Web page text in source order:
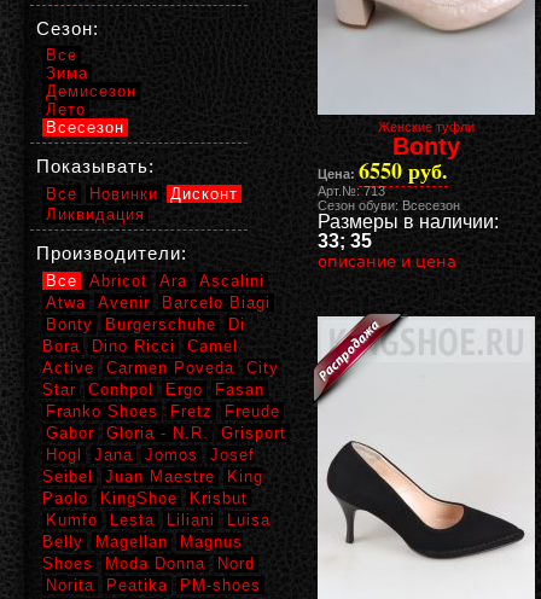
Женские туфли
Bonty
Цена: 6550 руб.
Арт.№: 713
Сезон обуви: Всесезон
Размеры в наличии:
33; 35
описание и цена
Сезон:
Все
Зима
Демисезон
Лето
Всесезон
Показывать:
Все Новинки
Дисконт
Ликвидация
Производители:
Все Abricot Ara
Ascalini
Atwa
Avenir
Barcelo Biagi
Bonty
Burgerschuhe
Di
Bora
Dino Ricci
Camel
Active
Carmen Poveda
City
Star
Conhpol Ergo
Fasan
Franko Shoes
Fretz
Freude
Gabor
Gloria - N.R.
Grisport
Hogl
Jana Jomos
Josef
Seibel
Juan Maestre
King
Paolo
KingShoe
Krisbut
Kumfo
Lesta Liliani
Luisa
Belly
Magellan
Magnus
Shoes
Moda Donna
Nord
Norita
Peatika
PM-shoes